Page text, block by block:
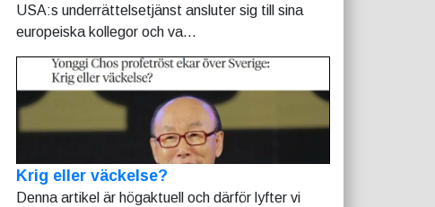
USA:s underrättelsetjänst ansluter sig till sina
europeiska kollegor och va...
Krig eller väckelse?
Denna artikel är högaktuell och därför lyfter vi